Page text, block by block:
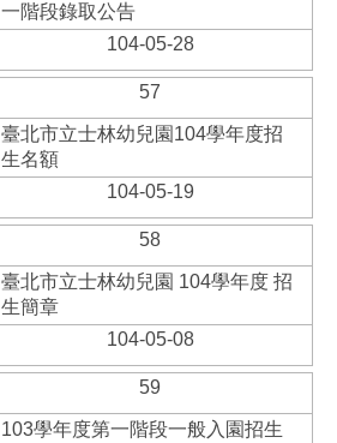
一階段錄取公告
104-05-28
57
臺北市立士林幼兒園104學年度招
生名額
104-05-19
58
臺北市立士林幼兒園 104學年度 招
生簡章
104-05-08
59
103學年度第一階段一般入園招生